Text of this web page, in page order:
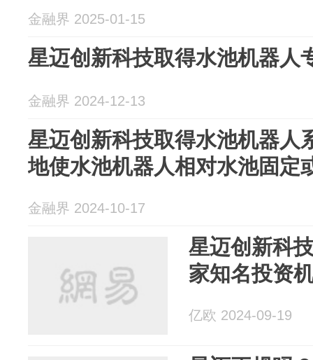
金融界 2025-01-15
星迈创新科技取得水池机器人
金融界 2024-12-13
星迈创新科技取得水池机器人
地使水池机器人相对水池固定
金融界 2024-10-17
星迈创新科
家知名投资
亿欧 2024-09-19